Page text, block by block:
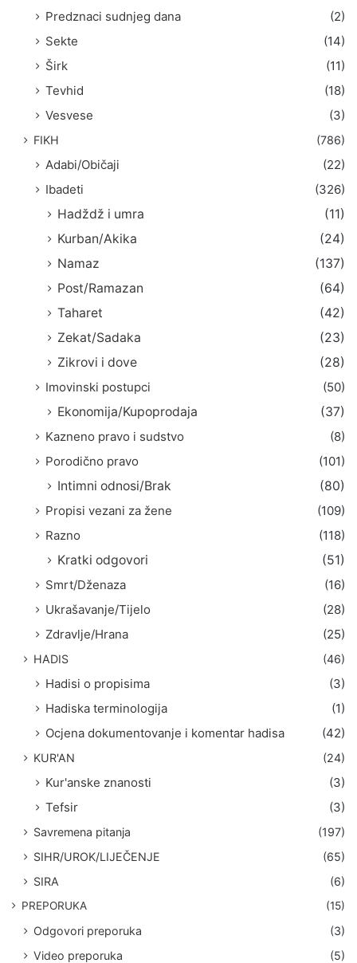
Predznaci sudnjeg dana
(2)
Sekte
(14)
Širk
(11)
Tevhid
(18)
Vesvese
(3)
FIKH (786)
Adabi/Običaji
(22)
Ibadeti
(326)
Hadždž i umra
(11)
Kurban/Akika
(24)
Namaz
(137)
Post/Ramazan
(64)
Taharet
(42)
Zekat/Sadaka
(23)
Zikrovi i dove
(28)
Imovinski postupci
(50)
Ekonomija/Kupoprodaja
(37)
Kazneno pravo i sudstvo
(8)
Porodično pravo
(101)
Intimni odnosi/Brak
(80)
Propisi vezani za žene
(109)
Razno
(118)
Kratki odgovori
(51)
Smrt/Dženaza
(16)
Ukrašavanje/Tijelo
(28)
Zdravlje/Hrana
(25)
HADIS (46)
Hadisi o propisima
(3)
Hadiska terminologija
(1)
Ocjena dokumentovanje i komentar hadisa
(42)
KUR'AN (24)
Kur'anske znanosti
(3)
Tefsir
(3)
Savremena pitanja
(197)
SIHR/UROK/LIJEČENJE
(65)
SIRA
(6)
PREPORUKA (15)
Odgovori preporuka
(3)
Video preporuka
(5)